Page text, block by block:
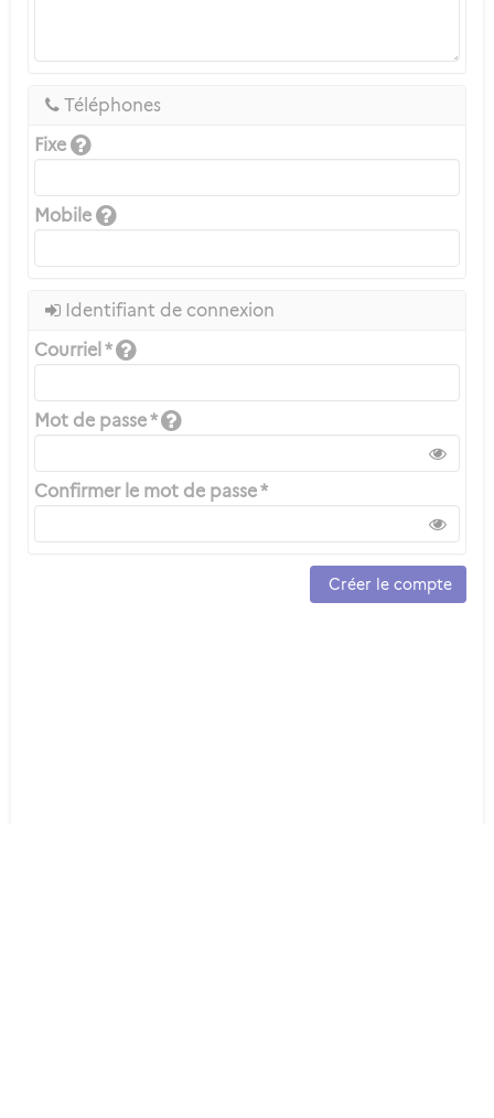
Téléphones
Fixe
Mobile
Identifiant de connexion
Courriel *
Mot de passe *
Confirmer le mot de passe *
Créer le compte